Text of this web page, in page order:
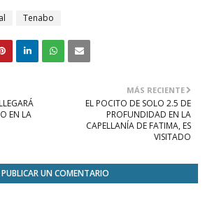
Tenabo
MÁS RECIENTE
EL POCITO DE SOLO 2.5 DE
PROFUNDIDAD EN LA
CAPELLANÍA DE FATIMA, ES
VISITADO
EN LA
PUBLICAR UN COMENTARIO